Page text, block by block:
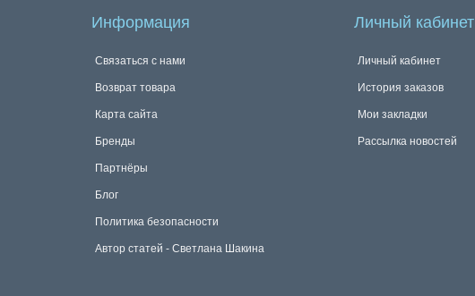
Информация
Связаться с нами
Возврат товара
Карта сайта
Бренды
Партнёры
Блог
Политика безопасности
Автор статей - Светлана Шакина
Личный кабинет
Личный кабинет
История заказов
Мои закладки
Рассылка новостей